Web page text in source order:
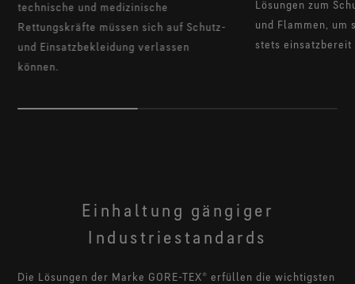
technische und medizinische
Rettungskräfte müssen sich auf Schutz-
und Einsatzbekleidung verlassen
können.
Lösungen zum
und Flammen, um
stets einsatzbereit
Einhaltung gängiger
Industriestandards
Die Lösungen der Marke GORE-TEX® erfüllen die wichtigsten